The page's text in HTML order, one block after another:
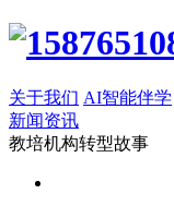
关于我们 AI智能伴学
新闻资讯
教培机构转型故事